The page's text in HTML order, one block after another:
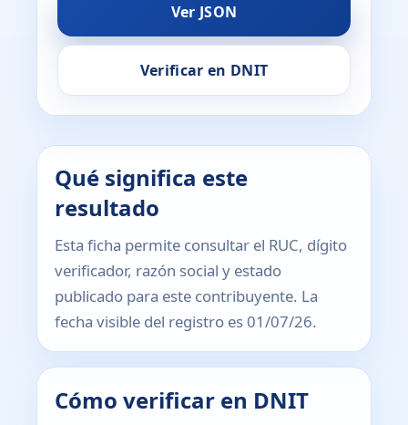
Ver JSON
Verificar en DNIT
Qué significa este
resultado
Esta ficha permite consultar el RUC, dígito
verificador, razón social y estado
publicado para este contribuyente. La
fecha visible del registro es 01/07/26.
Cómo verificar en DNIT